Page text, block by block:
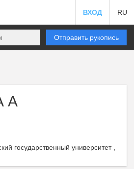
ВХОД RU
Отправить рукопись
А
государственный университет ,